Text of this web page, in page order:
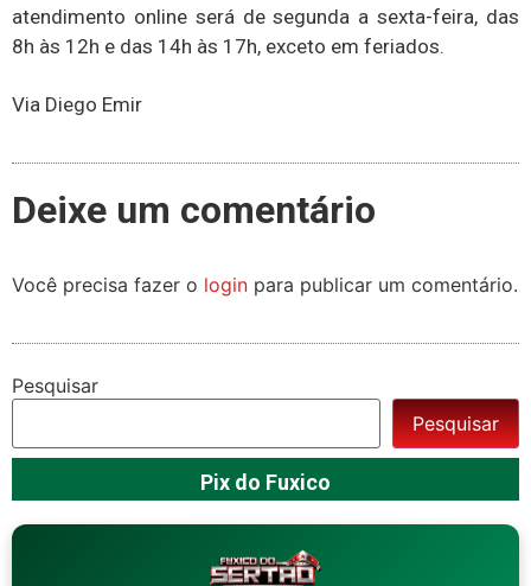
atendimento online será de segunda a sexta-feira, das
8h às 12h e das 14h às 17h, exceto em feriados.
Via Diego Emir
Deixe um comentário
Você precisa fazer o login para publicar um comentário.
Pesquisar
Pesquisar
Pix do Fuxico